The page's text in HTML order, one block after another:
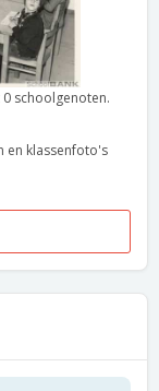
schoolgenoten.
en klassenfoto's